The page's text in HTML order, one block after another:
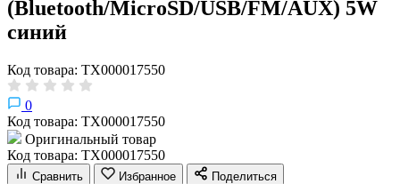
(Bluetooth/MicroSD/USB/FM/AUX) 5W
синий
Код товара: ТХ000017550
0
Код товара: ТХ000017550
Оригинальный товар
Код товара: ТХ000017550
Сравнить Избранное Поделиться